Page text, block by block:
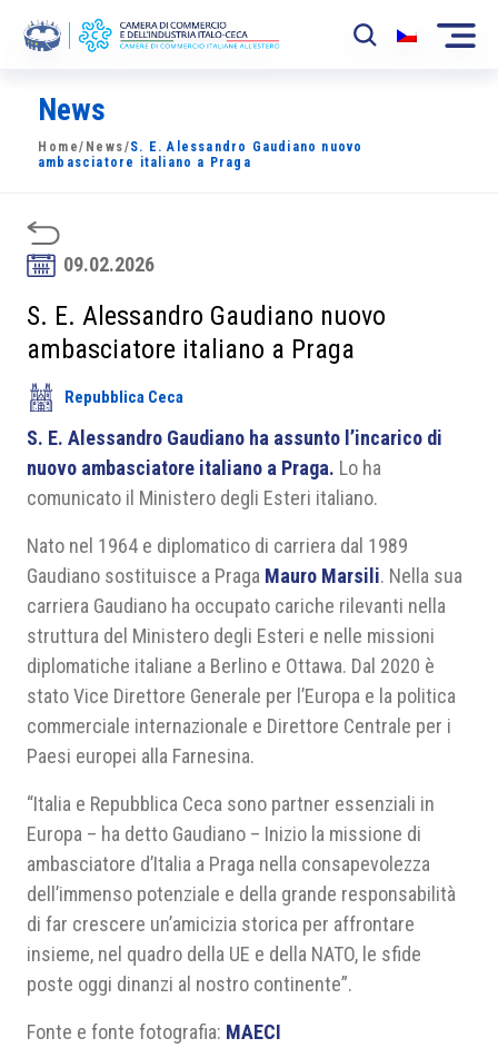
La Camera
News
Sviluppo Mercato
Soci
Partner
Progetti
Area riservata
News
Home/ News/S. E. Alessandro Gaudiano nuovo
ambasciatore italiano a Praga
09.02.2026
S. E. Alessandro Gaudiano nuovo
ambasciatore italiano a Praga
Repubblica Ceca
S. E. Alessandro Gaudiano ha assunto l’incarico di
nuovo ambasciatore italiano a Praga. Lo ha
comunicato il Ministero degli Esteri italiano.
Nato nel 1964 e diplomatico di carriera dal 1989
Gaudiano sostituisce a Praga Mauro Marsili. Nella sua
carriera Gaudiano ha occupato cariche rilevanti nella
struttura del Ministero degli Esteri e nelle missioni
diplomatiche italiane a Berlino e Ottawa. Dal 2020 è
stato Vice Direttore Generale per l’Europa e la politica
commerciale internazionale e Direttore Centrale per i
Paesi europei alla Farnesina.
“Italia e Repubblica Ceca sono partner essenziali in
Europa – ha detto Gaudiano – Inizio la missione di
ambasciatore d’Italia a Praga nella consapevolezza
dell’immenso potenziale e della grande responsabilità
di far crescere un’amicizia storica per affrontare
insieme, nel quadro della UE e della NATO, le sfide
poste oggi dinanzi al nostro continente”.
Fonte e fonte fotografia: MAECI